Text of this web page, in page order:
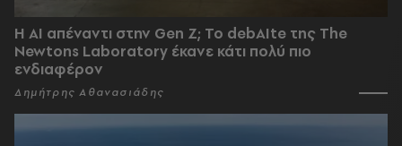
Η AI απέναντι στην Gen Z; Το debAIte της The
Newtons Laboratory έκανε κάτι πολύ πιο
ενδιαφέρον
Δημήτρης Αθανασιάδης